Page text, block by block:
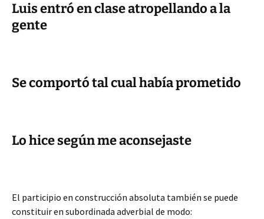
Luis entró en clase atropellando a la
gente
Se comportó tal cual había prometido
Lo hice según me aconsejaste
El participio en construcción absoluta también se puede
constituir en subordinada adverbial de modo: